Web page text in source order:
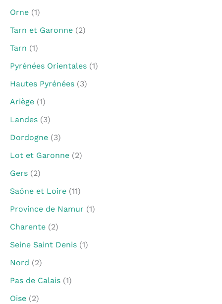
Orne (1)
Tarn et Garonne (2)
Tarn (1)
Pyrénées Orientales (1)
Hautes Pyrénées (3)
Ariège (1)
Landes (3)
Dordogne (3)
Lot et Garonne (2)
Gers (2)
Saône et Loire (11)
Province de Namur (1)
Charente (2)
Seine Saint Denis (1)
Nord (2)
Pas de Calais (1)
Oise (2)